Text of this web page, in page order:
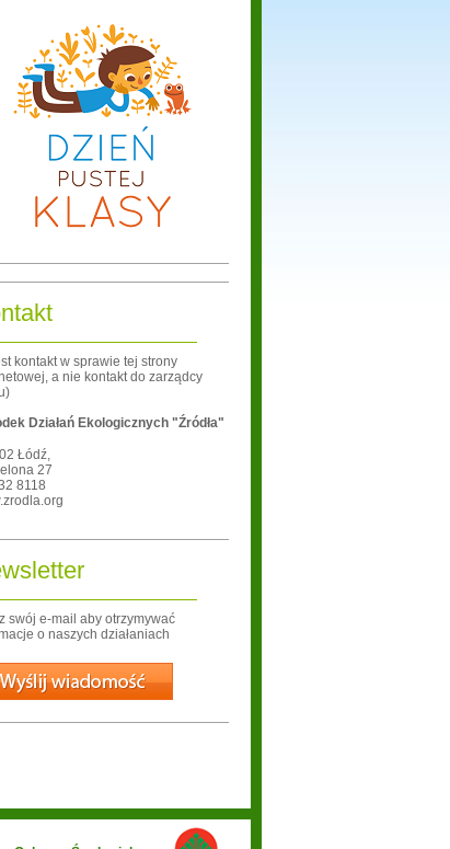
kontakt w sprawie tej strony
a nie kontakt do zarządcy
Działań Ekologicznych "Źródła"
Łódź,
27
8118
swój e-mail aby otrzymywać
o naszych działaniach
Wyślij